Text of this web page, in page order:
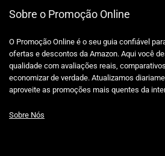
Sobre o Promoção Online
O Promoção Online é o seu guia confiável
ofertas e descontos da Amazon. Aqui você
qualidade com avaliações reais,
economizar de verdade. Atualizamos
aproveite as promoções mais quentes da
Sobre Nós